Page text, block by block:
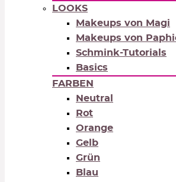
LOOKS
Makeups von Magi
Makeups von
Schmink-Tutorials
Basics
FARBEN
Neutral
Rot
Orange
Gelb
Grün
Blau